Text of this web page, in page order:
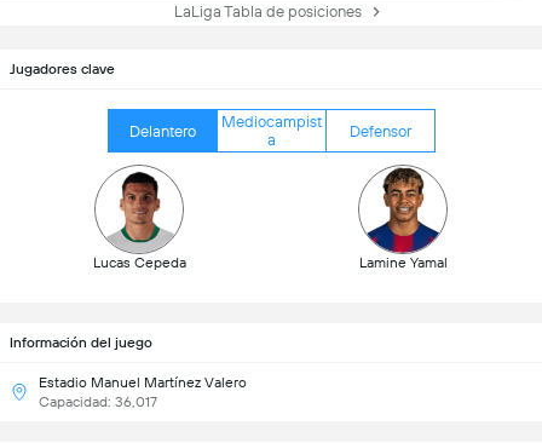
LaLiga Tabla de posiciones
Jugadores clave
Delantero
Mediocampist
a
Defensor
Lucas Cepeda Lamine Yamal
Información del juego
Estadio Manuel Martínez Valero
Capacidad: 36,017